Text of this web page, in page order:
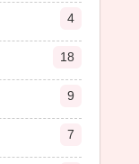
4
18
9
7